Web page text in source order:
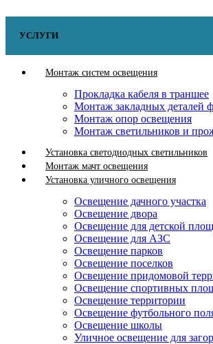
УСЛУГИ
Монтаж систем освещения
Прокладка кабеля в траншее
Монтаж закладных деталей
Монтаж опор освещения
Монтаж светильников и
Установка светодиодных светильников
Монтаж мачт освещения
Установка уличного освещения
Освещение дачного участка
Освещение двора
Освещение для детской
Освещение для АЗС
Освещение парков
Освещение поселков
Освещение придомовой
Освещение спортивных
Освещение территории
Освещение футбольного
Освещение школы
Уличное освещение для